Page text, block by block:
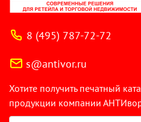
8 (495) 787-72-72
s@antivor.ru
Хотите получить печатный
продукции компании